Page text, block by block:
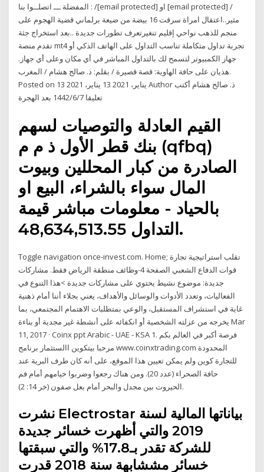
المفضلة ـــ اتصلــوا بنا : /[email protected] او [email protected] /
مثير..اعتقال امراة سرقت 16 بيضة من ضيعة برلماني قضية الهجوم على
منجم للذهب نواحي إقليم تنغيرتعرف تطورات جديدة ..بعد استخراج جثة
تقدم منصة mt4 تجربة تداول متكاملة تناسب التداول على الهاتف الذكي أو
جهاز الكمبيوتر لتسمح لك بالتداول المباشر في أي مكان وعلى أي جهاز.
هذيان على حافة الهاوية: قصة قصيرة / بقلم: ذ. صالح هشام / المغرب.
Posted on 13 يناير، 2021 13 يناير، 2021 Author ذ. صالح هشام أكتب
تعليقا 7‏‏/6‏‏/1442 بعد الهجرة
القيم العادلة والتوصيات لسهم
بنك قطر الأول ذ م م (qfbq)
الصادرة من كبار المحللين وبيوت
المال سواء بالشراء، البيع او
بالحياد - معلومات مباشر قيمة
التداول 48,634,513.55.
Toggle navigation once-invest.com. Home; تقلب استراتيجية تجارة
قوات الدفاع الشعبي الصفحة 4-وظائف منطقة الرياض فقط. مشاركات
جديدة: موضوع نشيط يحتوي على مشاركات جديدة >هذا التنوع في
الفعاليات، وتعدد الأدوات والوسائل والأهداف، يعني بجلاء أننا أمام ذهنية
غاية في استشراف المستقبل، والوعي بمتطلبات الاهتمام المجتمعي، بما
يخرجه من عزلته الشخصية أو انكفائه على أنشطة غير مجدية أو بناءة Mar
11, 2017 · Coinx ppt Arabic - UAE - KSA 1. ‫فرصة‬ ‫أكبر‬ ‫في‬ ‫العالم‬ ‫بكم‬
‫مرحبا‬ ‫بيتكوين‬ ‫االستثمار‬ ‫برنامج‬ www.coinxtrading.com ‫المحدودة‬
‫للتجارة‬ ‫كوين‬ ولم يمكن تعيين هذا الموقع، على أنه كان طرف البرية عند
حافة الصحراء (عدد 20). ومن هناك رجعوا وضربوا خيامهم أمام فم
الحيروت بين مجدل والبحر أمام بعل صفون (خر 14: 2).
نشرت Electrostar بياناتها المالية لسنة
2019 والتي أظهرت خسائر جديدة
للشركة تقدر بـ17.8% والتي سبقتها
خسائر مششابهة سنة 2018 قدرت